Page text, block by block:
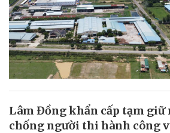
Lâm Đồng khẩn cấp tạm giữ
chống người thi hành công